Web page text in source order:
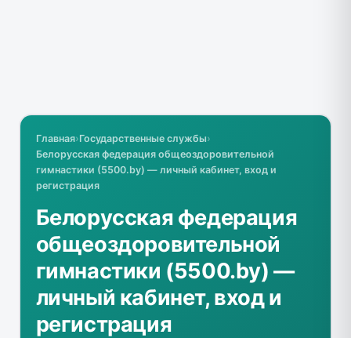
Главная›Государственные службы›
Белорусская федерация общеоздоровительной
гимнастики (5500.by) — личный кабинет, вход и
регистрация
Белорусская федерация
общеоздоровительной
гимнастики (5500.by) —
личный кабинет, вход и
регистрация